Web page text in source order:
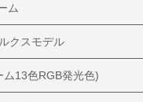
ム
クスモデル
13色RGB発光色)